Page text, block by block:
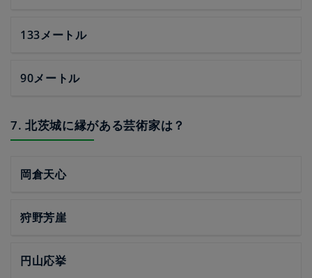
133メートル
90メートル
7. 北茨城に縁がある芸術家は？
岡倉天心
狩野芳崖
円山応挙